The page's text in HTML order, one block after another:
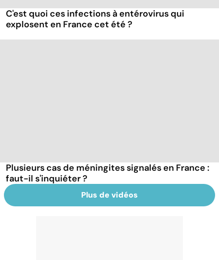
C'est quoi ces infections à entérovirus qui
explosent en France cet été ?
Plusieurs cas de méningites signalés en France :
faut-il s'inquiéter ?
Plus de vidéos